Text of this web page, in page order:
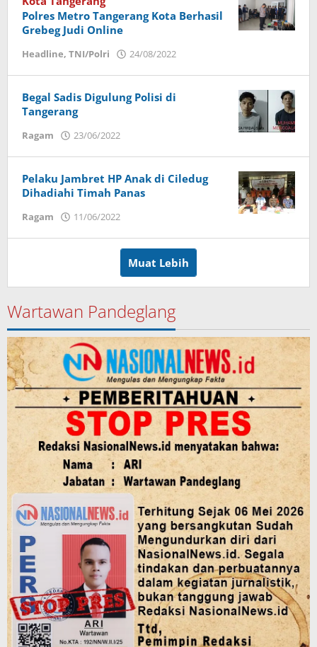
Polres Metro Tangerang Kota Berhasil
Grebeg Judi Online
Headline, TNI/Polri 24/08/2022
Begal Sadis Digulung Polisi di
Tangerang
Ragam 23/06/2022
Pelaku Jambret HP Anak di Ciledug
Dihadiahi Timah Panas
Ragam 11/06/2022
Muat Lebih
Wartawan Pandeglang